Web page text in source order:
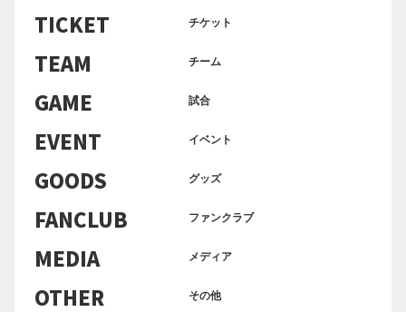
TICKET チケット
TEAM チーム
GAME 試合
EVENT イベント
GOODS グッズ
FANCLUB ファンクラブ
MEDIA メディア
OTHER その他